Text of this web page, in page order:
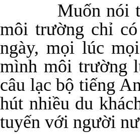
Muốn nói
môi trường chỉ
ngày, mọi lúc
mình môi trường
câu lạc bộ tiếng
hút nhiều du
tuyến với người